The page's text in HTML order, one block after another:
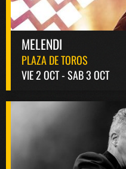
MELENDI
PLAZA DE TOROS
VIE 2 OCT - SAB 3 OCT